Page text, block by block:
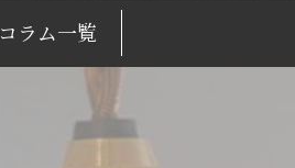
コラム一覧